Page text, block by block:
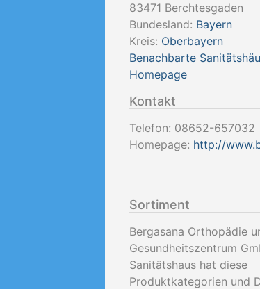
83471 Berchtesgaden
Bundesland: Bayern
Kreis: Oberbayern
Benachbarte
Homepage
Kontakt
Telefon: 08652-657032
Homepage: http://
Sortiment
Bergasana Orthopädie
Gesundheitszentrum
Sanitätshaus hat diese
Produktkategorien und